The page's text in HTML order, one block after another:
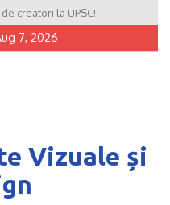
creatori la UPSC!
7, 2026
Vizuale și